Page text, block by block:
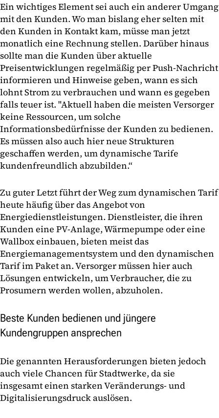
Ein wichtiges Element sei auch ein anderer Umgang
mit den Kunden. Wo man bislang eher selten mit
den Kunden in Kontakt kam, müsse man jetzt
monatlich eine Rechnung stellen. Darüber hinaus
sollte man die Kunden über aktuelle
Preisentwicklungen regelmäßig per Push-Nachricht
informieren und Hinweise geben, wann es sich
lohnt Strom zu verbrauchen und wann es gegeben
falls teuer ist. "Aktuell haben die meisten Versorger
keine Ressourcen, um solche
Informationsbedürfnisse der Kunden zu bedienen.
Es müssen also auch hier neue Strukturen
geschaffen werden, um dynamische Tarife
kundenfreundlich abzubilden.“
Zu guter Letzt führt der Weg zum dynamischen Tarif
heute häufig über das Angebot von
Energiedienstleistungen. Dienstleister, die ihren
Kunden eine PV-Anlage, Wärmepumpe oder eine
Wallbox einbauen, bieten meist das
Energiemanagementsystem und den dynamischen
Tarif im Paket an. Versorger müssen hier auch
Lösungen entwickeln, um Verbraucher, die zu
Prosumern werden wollen, abzuholen.
Beste Kunden bedienen und jüngere
Kundengruppen ansprechen
Die genannten Herausforderungen bieten jedoch
auch viele Chancen für Stadtwerke, da sie
insgesamt einen starken Veränderungs- und
Digitalisierungsdruck auslösen.